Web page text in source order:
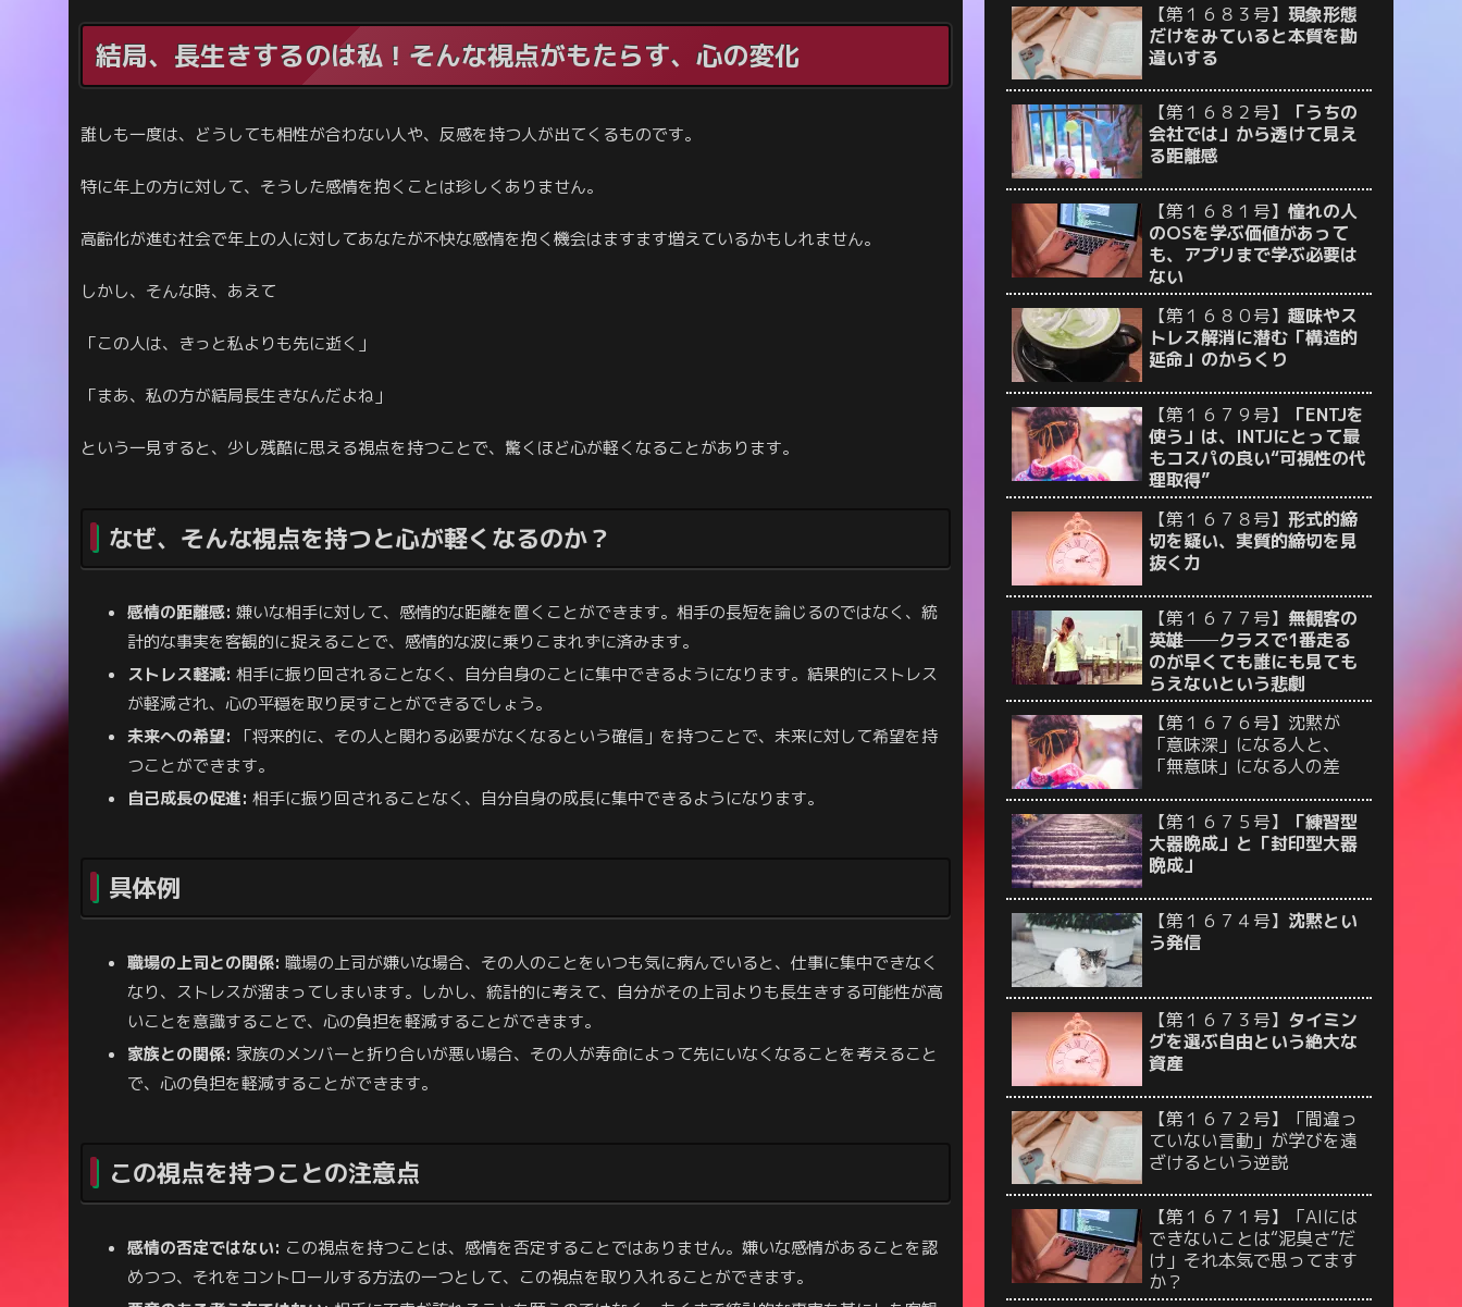
結局、長生きするのは私！そんな視点がもたらす、心の変化
誰しも一度は、どうしても相性が合わない人や、反感を持つ人が出てくるものです。
特に年上の方に対して、そうした感情を抱くことは珍しくありません。
高齢化が進む社会で年上の人に対してあなたが不快な感情を抱く機会はますます増えているかもしれません。
しかし、そんな時、あえて
「この人は、きっと私よりも先に逝く」
「まあ、私の方が結局長生きなんだよね」
という一見すると、少し残酷に思える視点を持つことで、驚くほど心が軽くなることがあります。
なぜ、そんな視点を持つと心が軽くなるのか？
感情の距離感: 嫌いな相手に対して、感情的な距離を置くことができます。相手の長短を論じるのではなく、統
計的な事実を客観的に捉えることで、感情的な波に乗りこまれずに済みます。
ストレス軽減: 相手に振り回されることなく、自分自身のことに集中できるようになります。結果的にストレス
が軽減され、心の平穏を取り戻すことができるでしょう。
未来への希望: 「将来的に、その人と関わる必要がなくなるという確信」を持つことで、未来に対して希望を持
つことができます。
自己成長の促進: 相手に振り回されることなく、自分自身の成長に集中できるようになります。
具体例
職場の上司との関係: 職場の上司が嫌いな場合、その人のことをいつも気に病んでいると、仕事に集中できなく
なり、ストレスが溜まってしまいます。しかし、統計的に考えて、自分がその上司よりも長生きする可能性が高
いことを意識することで、心の負担を軽減することができます。
家族との関係: 家族のメンバーと折り合いが悪い場合、その人が寿命によって先にいなくなることを考えること
で、心の負担を軽減することができます。
この視点を持つことの注意点
感情の否定ではない: この視点を持つことは、感情を否定することではありません。嫌いな感情があることを認
めつつ、それをコントロールする方法の一つとして、この視点を取り入れることができます。
【第１６８３号】 現象形態
だけをみていると本質を勘
違いする
【第１６８２号】
「うちの
会社では」から透けて見え
る距離感
【第１６８１号】 憧れの人
のOSを学ぶ価値があって
も、アプリまで学ぶ必要は
ない
【第１６８０号】 趣味やス
トレス解消に潜む「構造的
延命」のからくり
【第１６７９号】
「ENTJを
使う」は、INTJにとって最
もコスパの良い“可視性の代
理取得”
【第１６７８号】 形式的締
切を疑い、実質的締切を見
抜く力
【第１６７７号】 無観客の
英雄──クラスで1番走る
のが早くても誰にも見ても
らえないという悲劇
【第１６７６号】沈黙が
「意味深」になる人と、
「無意味」になる人の差
【第１６７５号】
「練習型
大器晩成」と「封印型大器
晩成」
【第１６７４号】 沈黙とい
う発信
【第１６７３号】 タイミン
グを選ぶ自由という絶大な
資産
【第１６７２号】「間違っ
ていない言動」が学びを遠
ざけるという逆説
【第１６７１号】「AIには
できないことは“泥臭さ”だ
け」それ本気で思ってます
か？